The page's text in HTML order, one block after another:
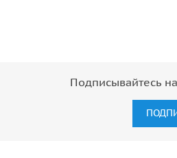
Подписывайтесь